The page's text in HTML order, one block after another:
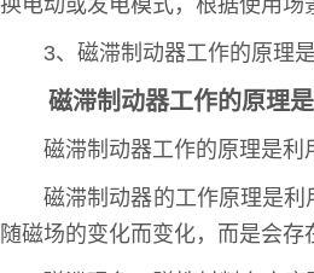
换电动或发电模式，根据使用场
3、磁滞制动器工作的原理
磁滞制动器工作的原理
磁滞制动器工作的原理是利
磁滞制动器的工作原理是
随磁场的变化而变化，而是会